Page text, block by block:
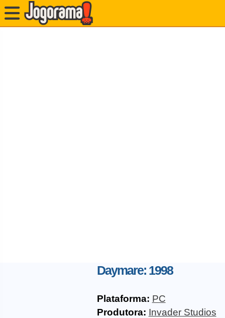
Daymare: 1998
Plataforma: PC
Produtora: Invader Studios